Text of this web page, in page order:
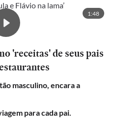
e Flávio na lama’
1:48
'receitas' de seus pais
masculino, encara a
para cada pai.